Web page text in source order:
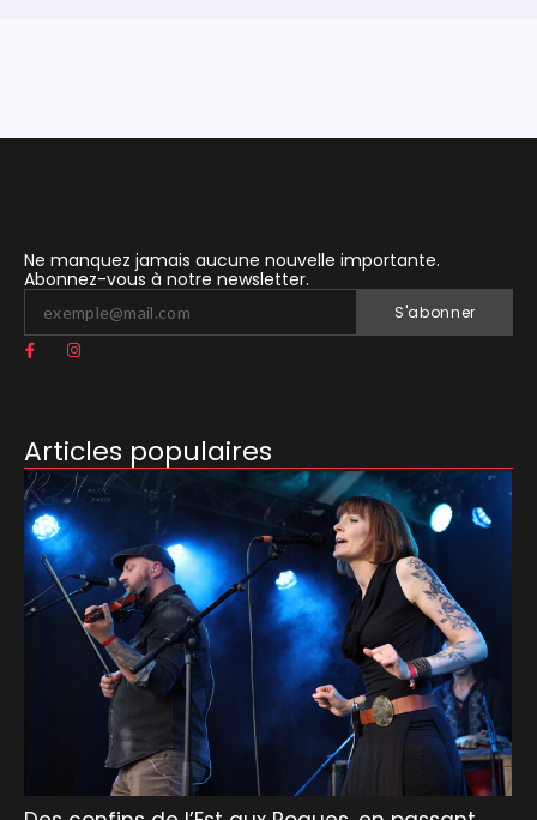
Ne manquez jamais aucune nouvelle importante.
Abonnez-vous à notre newsletter.
S'abonner
Articles populaires